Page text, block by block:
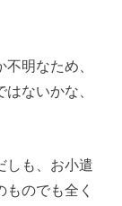
明なため、
ないかな、
しも、お小遣
のでも全く